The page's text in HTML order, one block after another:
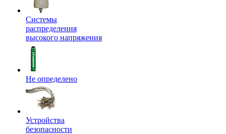
Системы
распределения
высокого напряжения
Не определено
Устройства
безопасности